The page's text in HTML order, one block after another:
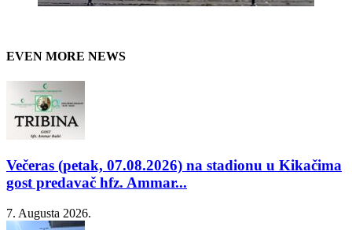
EVEN MORE NEWS
Večeras (petak, 07.08.2026) na stadionu u Kikačima
gost predavač hfz. Ammar...
7. Augusta 2026.